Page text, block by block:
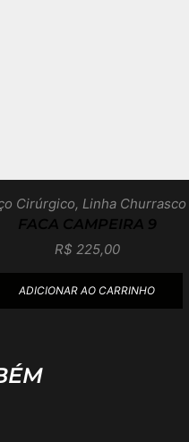
Cirúrgico, Linha Churrasco
FACA CAMPEIRA 9
R$ 225,00
ADICIONAR AO CARRINHO